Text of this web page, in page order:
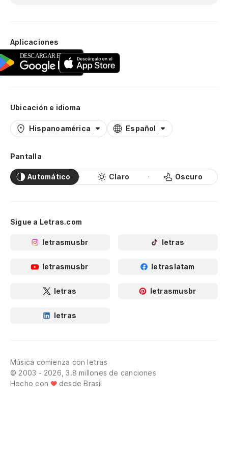
Aplicaciones
Ubicación e idioma
Hispanoamérica Español
Pantalla
Automático Claro Oscuro
Sigue a Letras.com
letrasmusbr letras
letrasmusbr letraslatam
letras letrasmusbr
letras
Música comienza con letras
© 2003 - 2026, 3.8 millones de canciones
Hecho con
desde Brasil